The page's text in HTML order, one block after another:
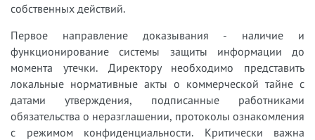
собственных действий.
Первое направление доказывания - наличие и
функционирование системы защиты информации до
момента утечки. Директору необходимо представить
локальные нормативные акты о коммерческой тайне с
датами утверждения, подписанные работниками
обязательства о неразглашении, протоколы ознакомления
с режимом конфиденциальности. Критически важна